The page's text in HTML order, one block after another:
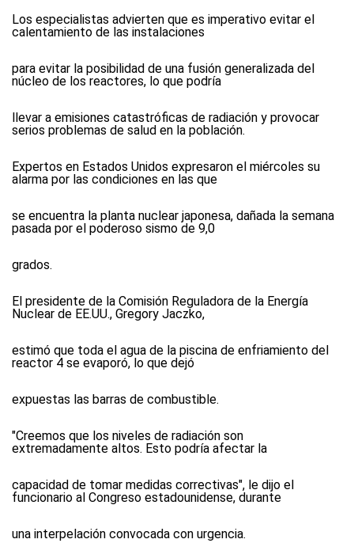
Los especialistas advierten que es imperativo evitar el
calentamiento de las instalaciones
para evitar la posibilidad de una fusión generalizada del
núcleo de los reactores, lo que podría
llevar a emisiones catastróficas de radiación y provocar
serios problemas de salud en la población.
Expertos en Estados Unidos expresaron el miércoles su
alarma por las condiciones en las que
se encuentra la planta nuclear japonesa, dañada la semana
pasada por el poderoso sismo de 9,0
grados.
El presidente de la Comisión Reguladora de la Energía
Nuclear de EE.UU., Gregory Jaczko,
estimó que toda el agua de la piscina de enfriamiento del
reactor 4 se evaporó, lo que dejó
expuestas las barras de combustible.
"Creemos que los niveles de radiación son
extremadamente altos. Esto podría afectar la
capacidad de tomar medidas correctivas", le dijo el
funcionario al Congreso estadounidense, durante
una interpelación convocada con urgencia.